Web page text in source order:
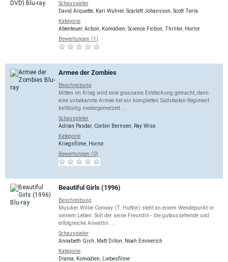
Schauspieler
David Arquette
Kari Wuhrer, Scarlett Johansson Scott Terra
Kategorie
Abenteuer, Action Komödien Science Fiction Thriller, Horror
Bewertungen (1)
Armee der Zombies
Beschreibung
Mitten im Krieg wird eine grausame Entdeckung gemacht, denn
eine unbekannte Armee hat ein komplettes Südstaaten-Regiment
kaltblütig niedergemetzelt ...
Schauspieler
Adrian Pasdar, Corbin Bernsen
Ray Wise
Kategorie
Kriegsfilme
Horror
Bewertungen (0)
Beautiful Girls (1996)
Beschreibung
Musiker Willie Conway (T. Hutton) steht an einem Wendepunkt in
seinem Leben. Soll der seine Freundin - die gutaussehende und
erfolgreiche Anwältin ...
Schauspieler
Annabeth Gish
Matt Dillon
Noah Emmerich
Kategorie
Drama
Komödien
Liebesfilme